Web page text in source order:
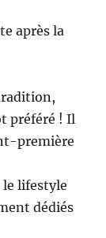
après la
préféré ! Il
première
le lifestyle
dédiés